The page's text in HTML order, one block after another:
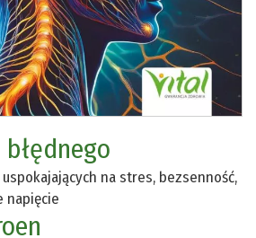
na stres, bezsenność,
napięcie